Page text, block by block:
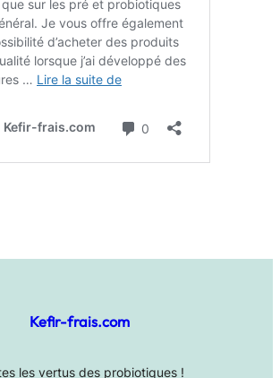
Kefir-frais.com
les vertus des probiotiques !